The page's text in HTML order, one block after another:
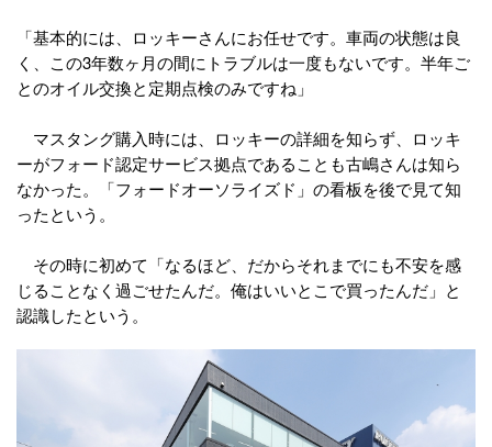
「基本的には、ロッキーさんにお任せです。車両の状態は良
く、この3年数ヶ月の間にトラブルは一度もないです。半年ご
とのオイル交換と定期点検のみですね」
マスタング購入時には、ロッキーの詳細を知らず、ロッキ
ーがフォード認定サービス拠点であることも古嶋さんは知ら
なかった。「フォードオーソライズド」の看板を後で見て知
ったという。
その時に初めて「なるほど、だからそれまでにも不安を感
じることなく過ごせたんだ。俺はいいとこで買ったんだ」と
認識したという。